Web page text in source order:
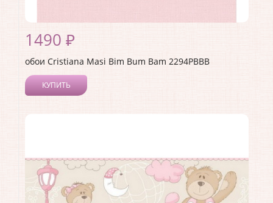
1490 ₽
обои Cristiana Masi Bim Bum Bam 2294PBBB
КУПИТЬ
Коллекция:
Bim Bum Bam
Материал покрытия:Акриловое
Страна:Италия
Материал основы:
Флизелин
Раппорт: <>